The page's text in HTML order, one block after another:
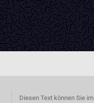
Diesen Text können Sie im